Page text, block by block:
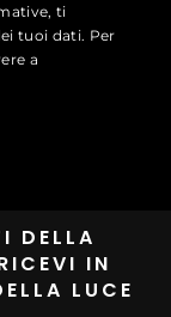
ti
tuoi dati. Per
a
DELLA
IN
LUCE